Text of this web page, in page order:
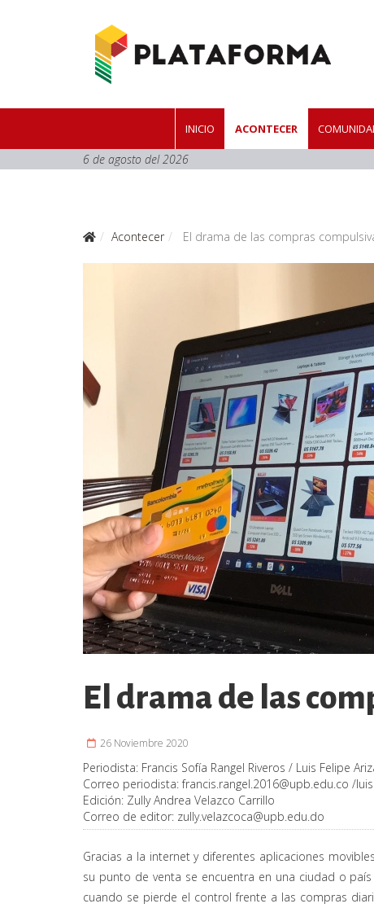
INICIO ACONTECER
6 de agosto del 2026
Acontecer El drama de las compras
El drama de las
26 Noviembre 2020
Periodista: Francis Sofía Rangel Riveros / Luis Felipe
Correo periodista:francis.rangel.2016@upb.edu.co /
Edición: Zully Andrea Velazco Carrillo
Correo de editor: zully.velazcoca@upb.edu.do
Gracias a la internet y diferentes aplicaciones
su punto de venta se encuentra en una ciudad o
cuando se pierde el control frente a las compras